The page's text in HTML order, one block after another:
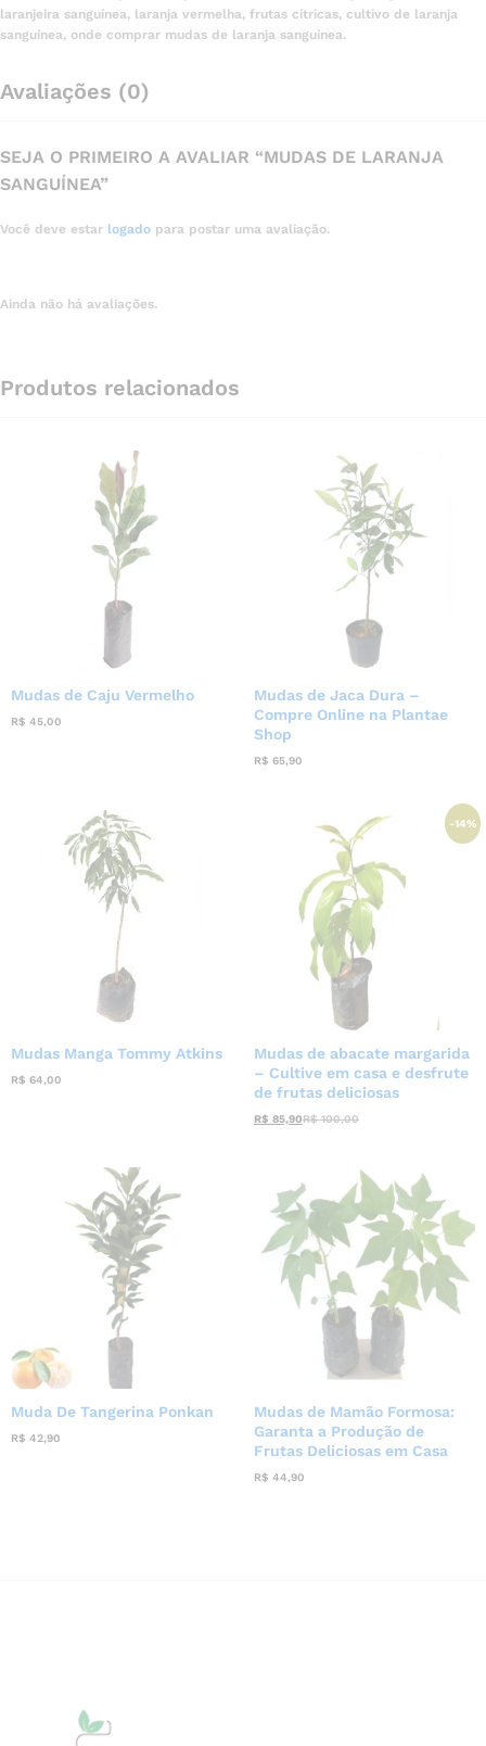
laranjeira sanguínea, laranja vermelha, frutas cítricas, cultivo de laranja
sanguínea, onde comprar mudas de laranja sanguínea.
Avaliações (0)
SEJA O PRIMEIRO A AVALIAR “MUDAS DE LARANJA
SANGUÍNEA”
Você deve estar logado para postar uma avaliação.
Ainda não há avaliações.
Produtos relacionados
Mudas de Caju Vermelho
R$ 45,00
Mudas de Jaca Dura –
Compre Online na Plantae
Shop
R$ 65,90
Mudas Manga Tommy Atkins
R$ 64,00
-14%
Mudas de abacate margarida
– Cultive em casa e desfrute
de frutas deliciosas
R$ 85,90R$100,00
Muda De Tangerina Ponkan
R$ 42,90
Mudas de Mamão Formosa:
Garanta a Produção de
Frutas Deliciosas em Casa
R$ 44,90